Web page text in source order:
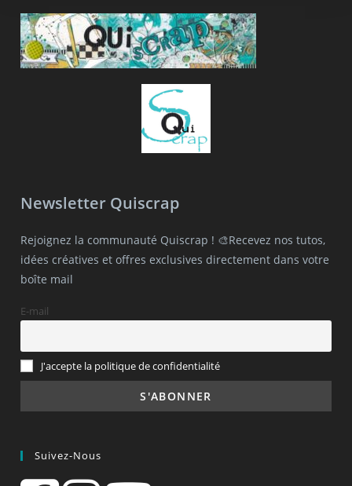
Newsletter Quiscrap
Rejoignez la communauté Quiscrap ! 🎨Recevez nos tutos,
idées créatives et offres exclusives directement dans votre
boîte mail
E-mail
J'accepte la politique de confidentialité
Suivez-Nous